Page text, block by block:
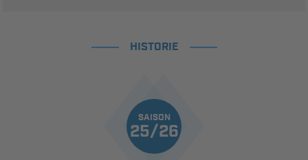
HISTORIE
SAISON
25/26